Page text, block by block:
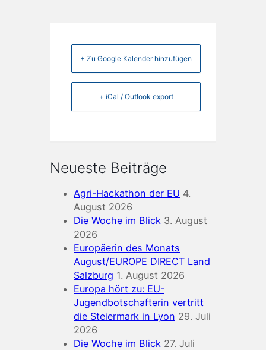
+ Zu Google Kalender hinzufügen
+ iCal / Outlook export
Neueste Beiträge
Agri-Hackathon der EU 4.
August 2026
Die Woche im Blick 3. August
2026
Europäerin des Monats
August/EUROPE DIRECT Land
Salzburg 1. August 2026
Europa hört zu: EU-
Jugendbotschafterin vertritt
die Steiermark in Lyon 29. Juli
2026
Die Woche im Blick 27. Juli